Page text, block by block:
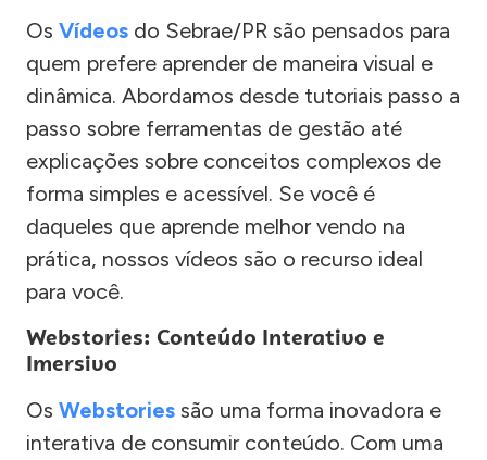
Os Vídeos do Sebrae/PR são pensados para
quem prefere aprender de maneira visual e
dinâmica. Abordamos desde tutoriais passo a
passo sobre ferramentas de gestão até
explicações sobre conceitos complexos de
forma simples e acessível. Se você é
daqueles que aprende melhor vendo na
prática, nossos vídeos são o recurso ideal
para você.
Webstories: Conteúdo Interativo e
Imersivo
Os Webstories são uma forma inovadora e
interativa de consumir conteúdo. Com uma